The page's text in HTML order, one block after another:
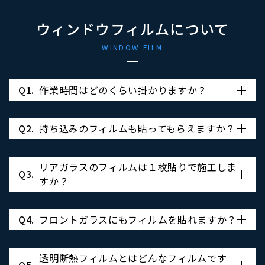
ウィンドウフィルムについて
WINDOW FILM
Q1. 作業時間はどのくらい掛かりますか？
Q2. 持ち込みのフィルムも貼ってもらえますか？
Q3. リアガラスのフィルムは１枚貼りで施工しま
すか？
Q4. フロントガラスにもフィルムを貼れますか？
透明断熱フィルムとはどんなフィルムです